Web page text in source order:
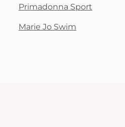
Primadonna Sport
Marie Jo Swim